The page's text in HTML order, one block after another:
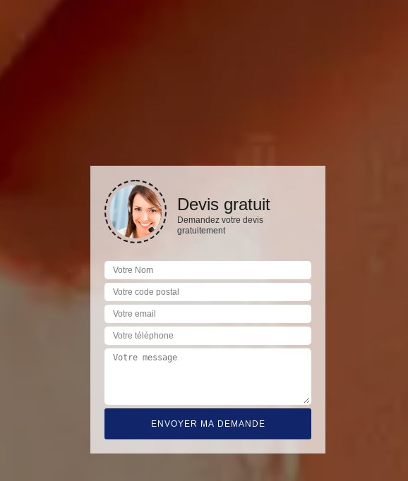
Devis gratuit
Demandez votre devis
gratuitement